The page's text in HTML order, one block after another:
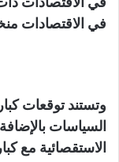
في الاقتصادات
وتستند توقعات
السياسات
الاستقصائية مع